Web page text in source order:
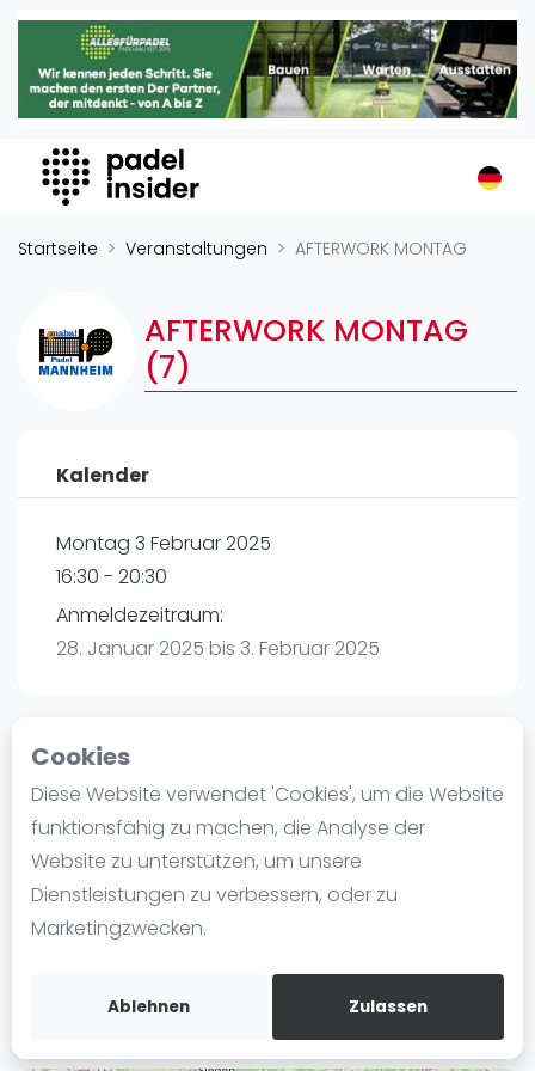
Cookies
Diese Website verwendet 'Cookies', um die Website
funktionsfähig zu machen, die Analyse der
Website zu unterstützen, um unsere
Dienstleistungen zu verbessern, oder zu
Marketingzwecken.
Ablehnen Zulassen
Padel Insider
Home
Organisationen
Buchungssysteme
Padel-Shops
Verschiedenes
Veranstaltungen
International
Ranking
Männer
Frauen
Blog
Die Geschichte von Padel
Regeln und Punktzählung
Padel Schläge
Video
Startseite Veranstaltungen AFTERWORK MONTAG
AFTERWORK MONTAG
(7)
Kalender
Montag 3 Februar 2025
16:30 - 20:30
Anmeldezeitraum:
28. Januar 2025 bis 3. Februar 2025
Playtomic
maba! Padel Mannheim | Mannheim
Christian-Friedrich-Schwan-Straße 5-7
68167Mannheim
Routebeschrijving